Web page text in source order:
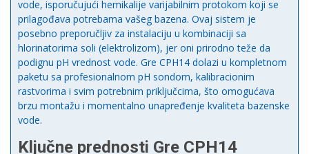
vode, isporučujući hemikalije varijabilnim protokom koji se
prilagođava potrebama vašeg bazena. Ovaj sistem je
posebno preporučljiv za instalaciju u kombinaciji sa
hlorinatorima soli (elektrolizom), jer oni prirodno teže da
podignu pH vrednost vode. Gre CPH14 dolazi u kompletnom
paketu sa profesionalnom pH sondom, kalibracionim
rastvorima i svim potrebnim priključcima, što omogućava
brzu montažu i momentalno unapređenje kvaliteta bazenske
vode.
Ključne prednosti Gre CPH14